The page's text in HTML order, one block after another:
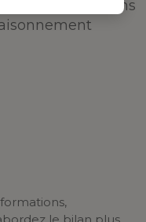
étape — sans